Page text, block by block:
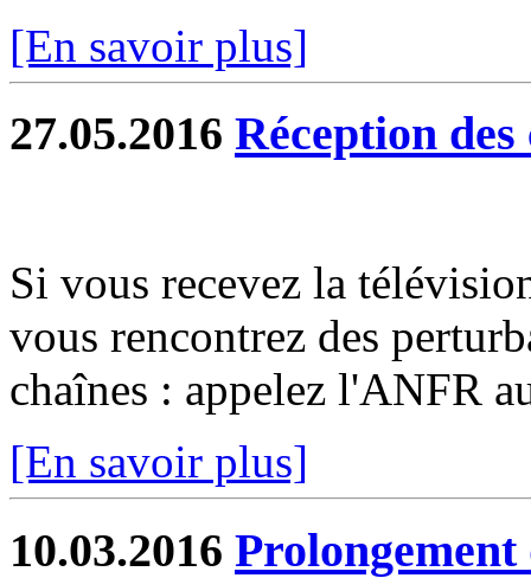
[En savoir plus]
27.05.2016 Réception
Si vous recevez la
vous rencontrez des
chaînes : appelez l'ANFR
[En savoir plus]
10.03.2016